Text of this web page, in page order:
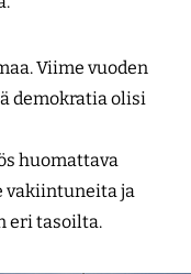
Viime vuoden
demokratia olisi
huomattava
vakiintuneita ja
eri tasoilta.